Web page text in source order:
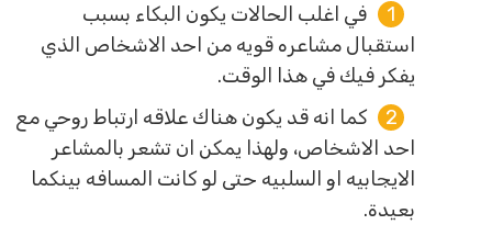
في اغلب الحالات يكون البكاء بسبب
استقبال مشاعره قويه من احد الاشخاص الذي
يفكر فيك في هذا الوقت.
كما انه قد يكون هناك علاقه ارتباط روحي مع
احد الاشخاص، ولهذا يمكن ان تشعر بالمشاعر
الايجابيه او السلبيه حتى لو كانت المسافه بينكما
بعيدة.